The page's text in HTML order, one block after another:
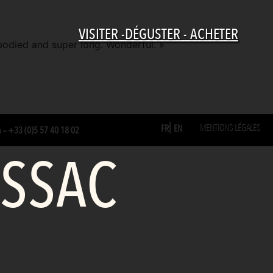
VISITER -DÉGUSTER - ACHETER
and super long. Wonderful. »
–+33 (0)5 57 40 18 02 FR EN MENTIONS LÉGALES